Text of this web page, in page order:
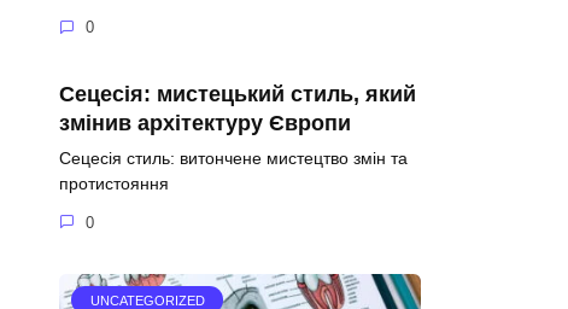
0
Сецесія: мистецький стиль, який
змінив архітектуру Європи
Сецесія стиль: витончене мистецтво змін та
протистояння
0
UNCATEGORIZED